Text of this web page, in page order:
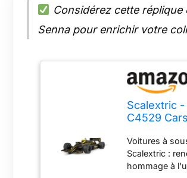
Considérez cette réplique
Senna pour enrichir votre
Scalextric -
C4529
Ayrton
Voiture à
Jouet à
Voitures à
Scalextric :
hommage à